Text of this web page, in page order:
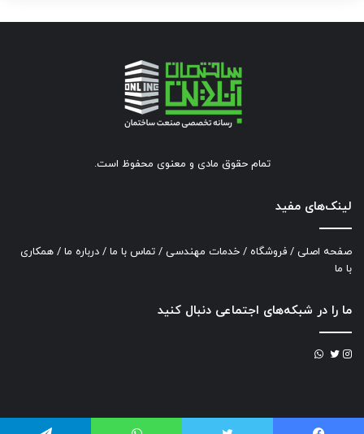
تمام حقوق مادی و معنوی محفوظ است.
لینک‌های مفید
صفحه اصلی / فروشگاه / خدمات مهندسی / تماس با ما / درباره ما / همکاری
با ما
ما را در شبکه‌های اجتماعی دنبال کنید